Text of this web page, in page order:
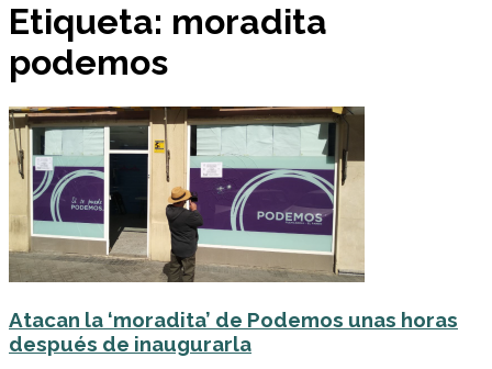
Etiqueta: moradita
podemos
Atacan la ‘moradita’ de Podemos unas horas
después de inaugurarla